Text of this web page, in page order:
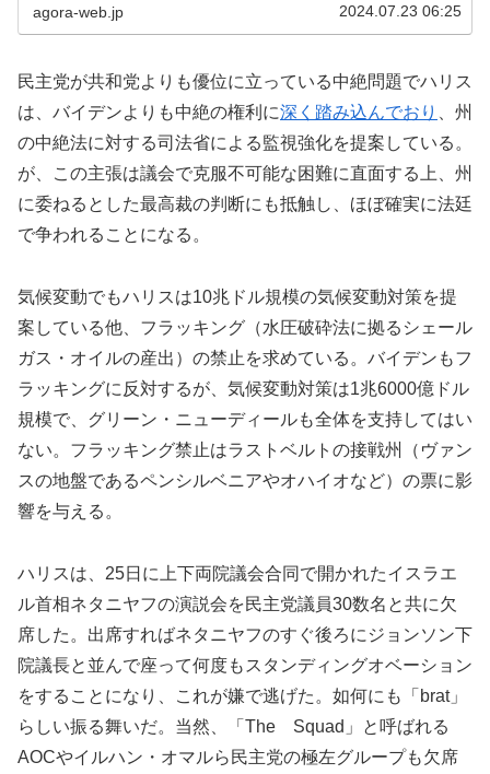
agora-web.jp 2024.07.23 06:25
民主党が共和党よりも優位に立っている中絶問題でハリス
は、バイデンよりも中絶の権利に深く踏み込んでおり
、州
の中絶法に対する司法省による監視強化を提案している。
が、この主張は議会で克服不可能な困難に直面する上、州
に委ねるとした最高裁の判断にも抵触し、ほぼ確実に法廷
で争われることになる。
気候変動でもハリスは10兆ドル規模の気候変動対策を提
案している他、フラッキング（水圧破砕法に拠るシェール
ガス・オイルの産出）の禁止を求めている。バイデンもフ
ラッキングに反対するが、気候変動対策は1兆6000億ドル
規模で、グリーン・ニューディールも全体を支持してはい
ない。フラッキング禁止はラストベルトの接戦州（ヴァン
スの地盤であるペンシルベニアやオハイオなど）の票に影
響を与える。
ハリスは、25日に上下両院議会合同で開かれたイスラエ
ル首相ネタニヤフの演説会を民主党議員30数名と共に欠
席した。出席すればネタニヤフのすぐ後ろにジョンソン下
院議長と並んで座って何度もスタンディングオベーション
をすることになり、これが嫌で逃げた。如何にも「brat」
らしい振る舞いだ。当然、「The Squad」と呼ばれる
AOCやイルハン・オマルら民主党の極左グループも欠席